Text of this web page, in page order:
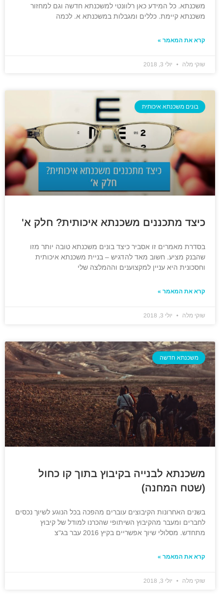
משכנתא. כל המידע כאן רלוונטי למשכנתא חדשה וגם למחזור
משכנתא קיימת. כללים ומגבלות במשכנתא א. לכמה
קרא את המאמר »
שוקי מלה יולי 3, 2018
בונים משכנתא איכותית
כיצד מתכננים משכנתא איכותית? חלק א'
בסדרת מאמרים זו אסביר כיצד בונים משכנתא טובה יותר מזו
שהבנק מציע. חשוב מאד להדגיש – בניית משכנתא איכותית
וחסכונית היא עניין למקצוענים וההמלצה שלי
קרא את המאמר »
שוקי מלה יולי 3, 2018
משכנתא חדשה
משכנתא לבנייה בקיבוץ בתוך קו כחול
(שטח המחנה)
בשנים האחרונות הקיבוצים עוברים מהפכה בכל הנוגע לשיוך נכסים
לחברים ומעבר מהקיבוץ השיתופי שהכרנו למודל של קיבוץ
מתחדש. מסלולי שיוך אפשריים בקיץ 2016 עבר בג"צ
קרא את המאמר »
שוקי מלה יולי 3, 2018